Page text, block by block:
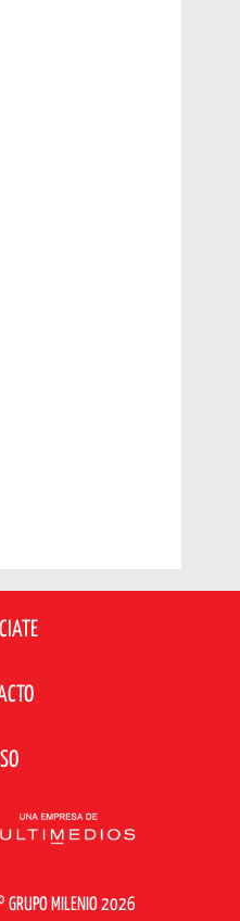
© GRUPO MILENIO 2026